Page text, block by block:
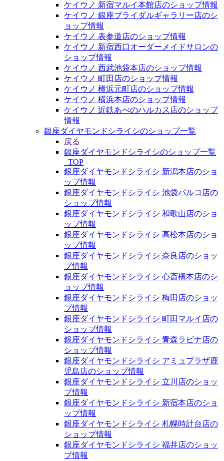
ケイウノ 新宿マルイ本館店のショップ情報
ケイウノ 銀座ブライダルギャラリー店のシ
ョップ情報
ケイウノ 表参道店のショップ情報
ケイウノ 新宿西口オーダーメイドサロンの
ショップ情報
ケイウノ 西武池袋本店のショップ情報
ケイウノ 町田店のショップ情報
ケイウノ 横浜元町店のショップ情報
ケイウノ 横浜本店のショップ情報
ケイウノ 近鉄あべのハルカス店のショップ
情報
銀座ダイヤモンドシライシのショップ一覧
戻る
銀座ダイヤモンドシライシのショップ一覧
_TOP
銀座ダイヤモンドシライシ 新潟本店のショ
ップ情報
銀座ダイヤモンドシライシ 池袋パルコ店の
ショップ情報
銀座ダイヤモンドシライシ 和歌山店のショ
ップ情報
銀座ダイヤモンドシライシ 高松本店のショ
ップ情報
銀座ダイヤモンドシライシ 奈良店のショッ
プ情報
銀座ダイヤモンドシライシ 心斎橋本店のシ
ョップ情報
銀座ダイヤモンドシライシ 梅田店のショッ
プ情報
銀座ダイヤモンドシライシ 町田マルイ店の
ショップ情報
銀座ダイヤモンドシライシ 青森ラビナ店の
ショップ情報
銀座ダイヤモンドシライシ アミュプラザ鹿
児島店のショップ情報
銀座ダイヤモンドシライシ 立川店のショッ
プ情報
銀座ダイヤモンドシライシ 新宿本店のショ
ップ情報
銀座ダイヤモンドシライシ 札幌時計台店の
ショップ情報
銀座ダイヤモンドシライシ 福井店のショッ
プ情報